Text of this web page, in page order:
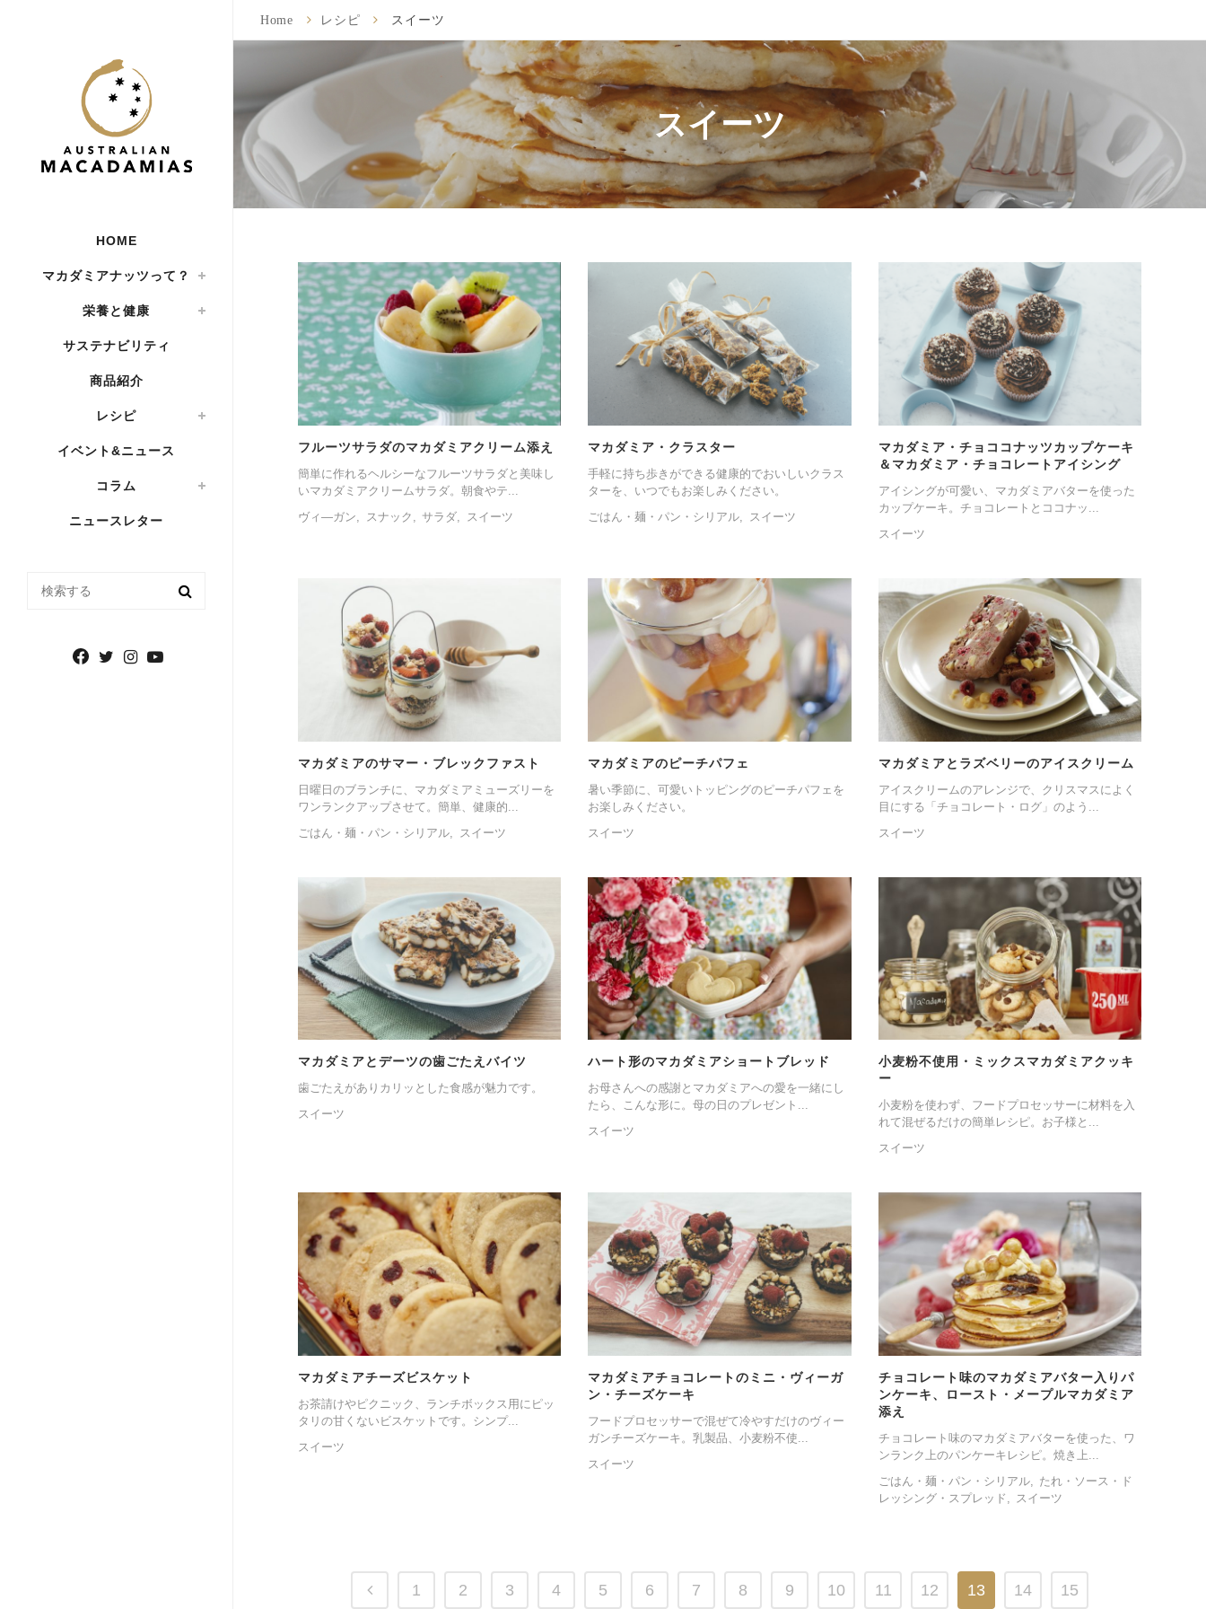
HOME
マカダミアナッツって？
栄養と健康
サステナビリティ
商品紹介
レシピ
イベント&ニュース
コラム
ニュースレター
Home レシピ スイーツ
スイーツ
フルーツサラダのマカダミアクリーム添え
簡単に作れるヘルシーなフルーツサラダと美味し
いマカダミアクリームサラダ。朝食やテ...
ヴィ―ガン
スナック サラダ スイーツ
マカダミア・クラスター
手軽に持ち歩きができる健康的でおいしいクラス
ターを、いつでもお楽しみください。
ごはん・麺・パン・シリアル
スイーツ
マカダミア・チョココナッツカップケーキ
＆マカダミア・チョコレートアイシング
アイシングが可愛い、マカダミアバターを使った
カップケーキ。チョコレートとココナッ...
スイーツ
マカダミアのサマー・ブレックファスト
日曜日のブランチに、マカダミアミューズリーを
ワンランクアップさせて。簡単、健康的...
ごはん・麺・パン・シリアル
スイーツ
マカダミアのピーチパフェ
暑い季節に、可愛いトッピングのピーチパフェを
お楽しみください。
スイーツ
マカダミアとラズベリーのアイスクリーム
アイスクリームのアレンジで、クリスマスによく
目にする「チョコレート・ログ」のよう...
スイーツ
マカダミアとデーツの歯ごたえバイツ
歯ごたえがありカリッとした食感が魅力です。
スイーツ
ハート形のマカダミアショートブレッド
お母さんへの感謝とマカダミアへの愛を一緒にし
たら、こんな形に。母の日のプレゼント...
スイーツ
小麦粉不使用・ミックスマカダミアクッキ
ー
小麦粉を使わず、フードプロセッサーに材料を入
れて混ぜるだけの簡単レシピ。お子様と...
スイーツ
マカダミアチーズビスケット
お茶請けやピクニック、ランチボックス用にピッ
タリの甘くないビスケットです。シンプ...
スイーツ
マカダミアチョコレートのミニ・ヴィーガ
ン・チーズケーキ
フードプロセッサーで混ぜて冷やすだけのヴィー
ガンチーズケーキ。乳製品、小麦粉不使...
スイーツ
チョコレート味のマカダミアバター入りパ
ンケーキ、ロースト・メープルマカダミア
添え
チョコレート味のマカダミアバターを使った、ワ
ンランク上のパンケーキレシピ。焼き上...
ごはん・麺・パン・シリアル
たれ・ソース・ド
レッシング・スプレッド
スイーツ
1 2 3 4 5 6 7 8 9 10 11 12 13 14 15